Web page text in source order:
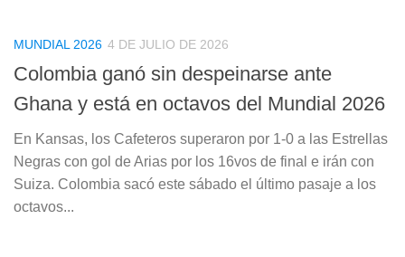
MUNDIAL 2026 4 DE JULIO DE 2026
Colombia ganó sin despeinarse ante
Ghana y está en octavos del Mundial 2026
En Kansas, los Cafeteros superaron por 1-0 a las Estrellas
Negras con gol de Arias por los 16vos de final e irán con
Suiza. Colombia sacó este sábado el último pasaje a los
octavos...